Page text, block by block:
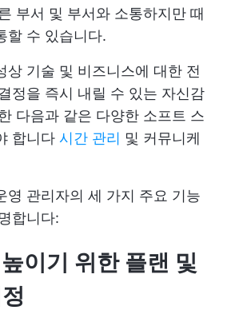
부서 및 부서와 소통하지만 때
할 수 있습니다.
상 기술 및 비즈니스에 대한 전
정을 즉시 내릴 수 있는 자신감
다음과 같은 다양한 소프트 스
합니다 시간 관리 및 커뮤니케
영 관리자의 세 가지 주요 기능
합니다:
이기 위한 플랜 및